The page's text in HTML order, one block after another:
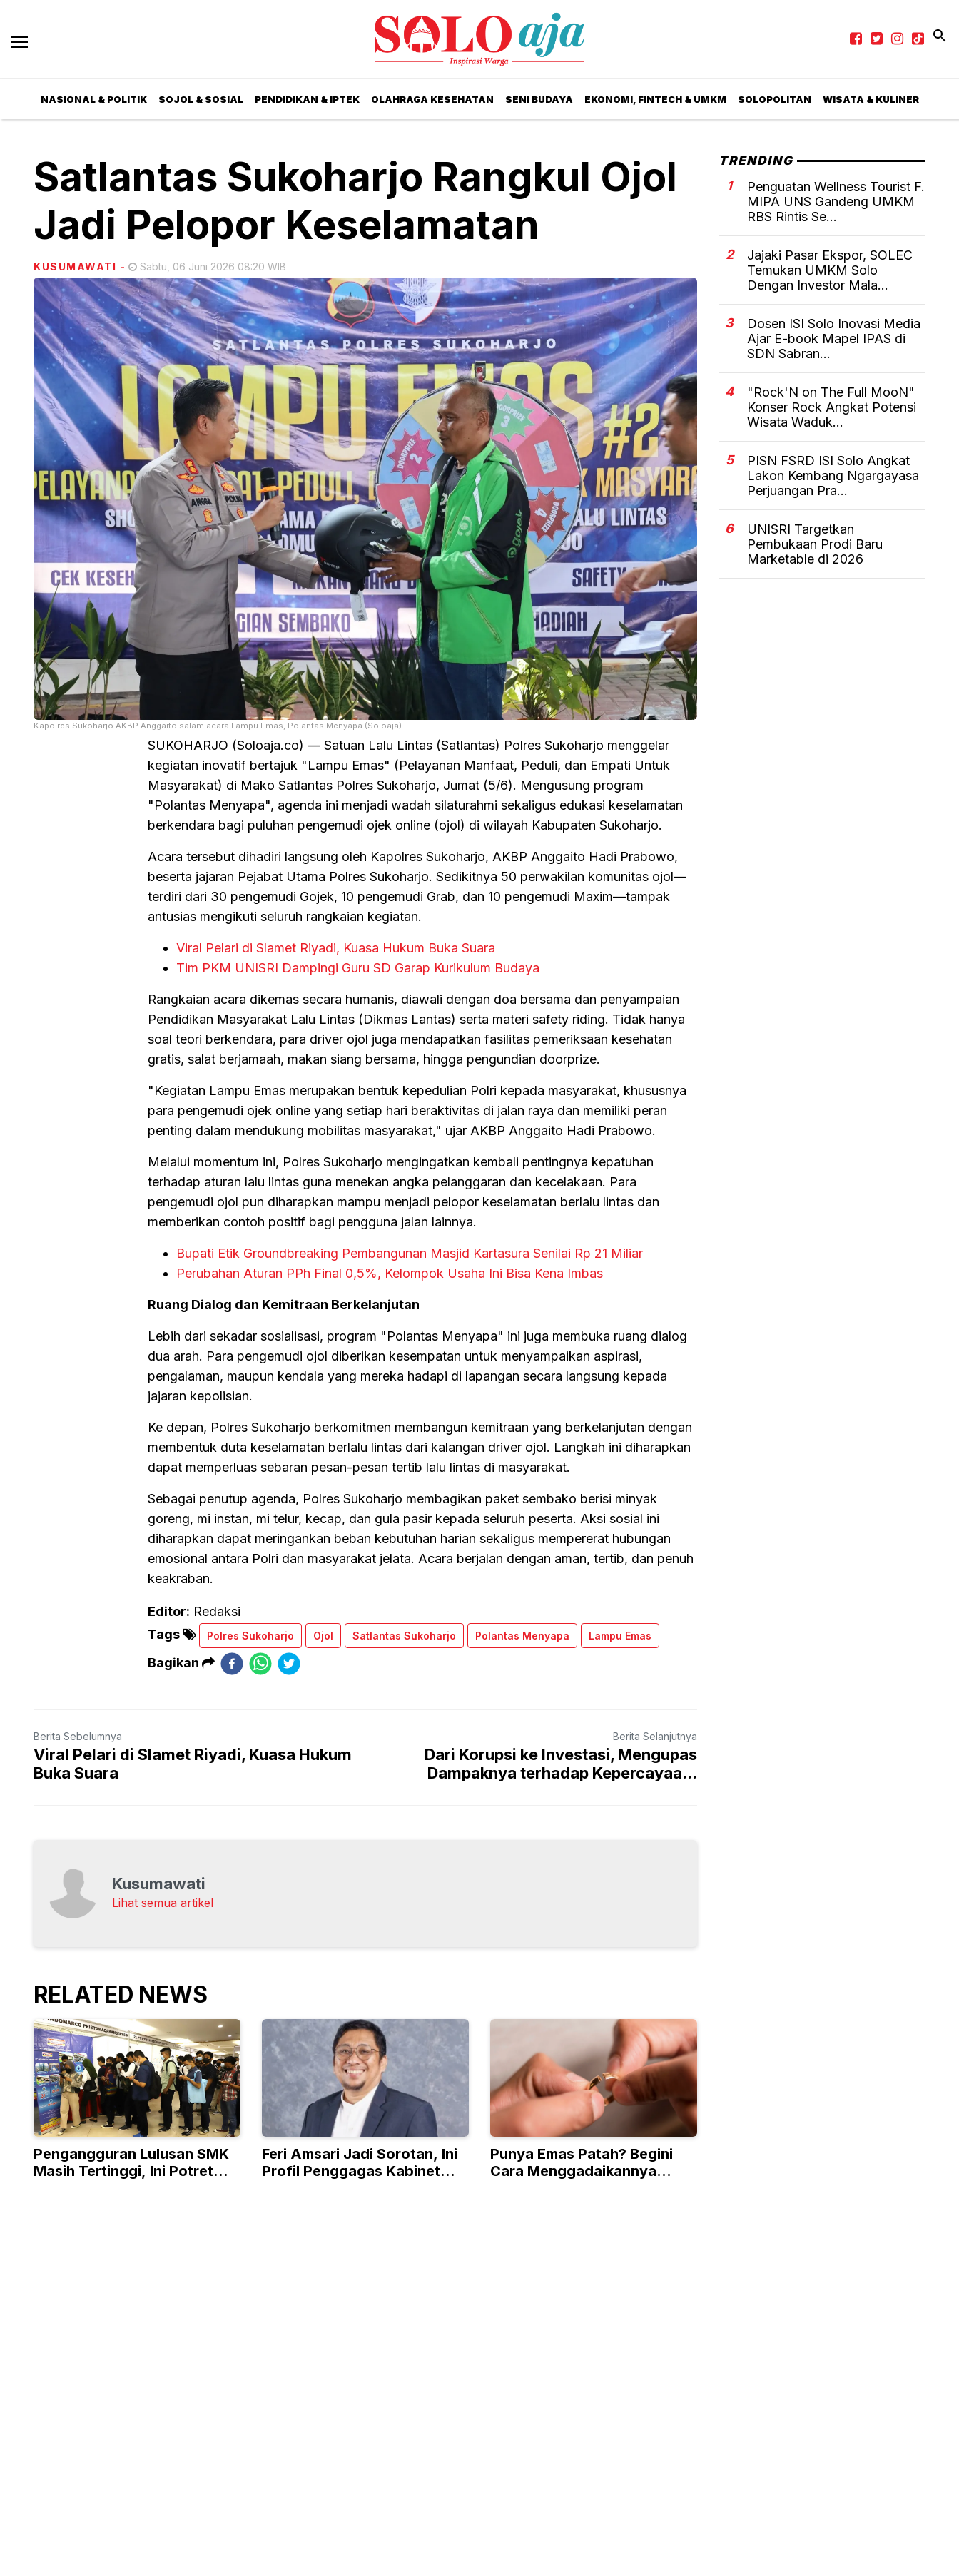
NASIONAL & POLITIK SOJOL & SOSIAL PENDIDIKAN & IPTEK OLAHRAGA KESEHATAN SENI BUDAYA EKONOMI, FINTECH & UMKM SOLOPOLITAN WISATA & KULINER
Satlantas Sukoharjo Rangkul Ojol
Jadi Pelopor Keselamatan
KUSUMAWATI - Sabtu, 06 Juni 2026 08:20 WIB
Kapolres Sukoharjo AKBP Anggaito salam acara Lampu Emas, Polantas Menyapa (Soloaja)
SUKOHARJO (Soloaja.co) — Satuan Lalu Lintas (Satlantas) Polres Sukoharjo menggelar
kegiatan inovatif bertajuk "Lampu Emas" (Pelayanan Manfaat, Peduli, dan Empati Untuk
Masyarakat) di Mako Satlantas Polres Sukoharjo, Jumat (5/6). Mengusung program
"Polantas Menyapa", agenda ini menjadi wadah silaturahmi sekaligus edukasi keselamatan
berkendara bagi puluhan pengemudi ojek online (ojol) di wilayah Kabupaten Sukoharjo.
Acara tersebut dihadiri langsung oleh Kapolres Sukoharjo, AKBP Anggaito Hadi Prabowo,
beserta jajaran Pejabat Utama Polres Sukoharjo. Sedikitnya 50 perwakilan komunitas ojol—
terdiri dari 30 pengemudi Gojek, 10 pengemudi Grab, dan 10 pengemudi Maxim—tampak
antusias mengikuti seluruh rangkaian kegiatan.
Viral Pelari di Slamet Riyadi, Kuasa Hukum Buka Suara
Tim PKM UNISRI Dampingi Guru SD Garap Kurikulum Budaya
Rangkaian acara dikemas secara humanis, diawali dengan doa bersama dan penyampaian
Pendidikan Masyarakat Lalu Lintas (Dikmas Lantas) serta materi safety riding. Tidak hanya
soal teori berkendara, para driver ojol juga mendapatkan fasilitas pemeriksaan kesehatan
gratis, salat berjamaah, makan siang bersama, hingga pengundian doorprize.
"Kegiatan Lampu Emas merupakan bentuk kepedulian Polri kepada masyarakat, khususnya
para pengemudi ojek online yang setiap hari beraktivitas di jalan raya dan memiliki peran
penting dalam mendukung mobilitas masyarakat," ujar AKBP Anggaito Hadi Prabowo.
Melalui momentum ini, Polres Sukoharjo mengingatkan kembali pentingnya kepatuhan
terhadap aturan lalu lintas guna menekan angka pelanggaran dan kecelakaan. Para
pengemudi ojol pun diharapkan mampu menjadi pelopor keselamatan berlalu lintas dan
memberikan contoh positif bagi pengguna jalan lainnya.
Bupati Etik Groundbreaking Pembangunan Masjid Kartasura Senilai Rp 21 Miliar
Perubahan Aturan PPh Final 0,5%, Kelompok Usaha Ini Bisa Kena Imbas
Ruang Dialog dan Kemitraan Berkelanjutan
Lebih dari sekadar sosialisasi, program "Polantas Menyapa" ini juga membuka ruang dialog
dua arah. Para pengemudi ojol diberikan kesempatan untuk menyampaikan aspirasi,
pengalaman, maupun kendala yang mereka hadapi di lapangan secara langsung kepada
jajaran kepolisian.
Ke depan, Polres Sukoharjo berkomitmen membangun kemitraan yang berkelanjutan dengan
membentuk duta keselamatan berlalu lintas dari kalangan driver ojol. Langkah ini diharapkan
dapat memperluas sebaran pesan-pesan tertib lalu lintas di masyarakat.
Sebagai penutup agenda, Polres Sukoharjo membagikan paket sembako berisi minyak
goreng, mi instan, mi telur, kecap, dan gula pasir kepada seluruh peserta. Aksi sosial ini
diharapkan dapat meringankan beban kebutuhan harian sekaligus mempererat hubungan
emosional antara Polri dan masyarakat jelata. Acara berjalan dengan aman, tertib, dan penuh
keakraban.
Editor: Redaksi
Tags
Polres Sukoharjo Ojol Satlantas Sukoharjo Polantas Menyapa Lampu Emas
Bagikan
Berita Sebelumnya
Viral Pelari di Slamet Riyadi, Kuasa Hukum
Buka Suara
Berita Selanjutnya
Dari Korupsi ke Investasi, Mengupas
Dampaknya terhadap Kepercayaa...
Kusumawati
Lihat semua artikel
RELATED NEWS
Pengangguran Lulusan SMK
Masih Tertinggi, Ini Potret
Feri Amsari Jadi Sorotan, Ini
Profil Penggagas Kabinet
Punya Emas Patah? Begini
Cara Menggadaikannya
TRENDING
1
Penguatan Wellness Tourist F.
MIPA UNS Gandeng UMKM
RBS Rintis Se...
2
Jajaki Pasar Ekspor, SOLEC
Temukan UMKM Solo
Dengan Investor Mala...
3
Dosen ISI Solo Inovasi Media
Ajar E-book Mapel IPAS di
SDN Sabran...
4
"Rock'N on The Full MooN"
Konser Rock Angkat Potensi
Wisata Waduk...
5
PISN FSRD ISI Solo Angkat
Lakon Kembang Ngargayasa
Perjuangan Pra...
6
UNISRI Targetkan
Pembukaan Prodi Baru
Marketable di 2026